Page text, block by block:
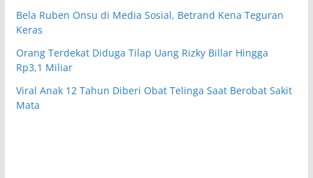
Bela Ruben Onsu di Media Sosial, Betrand Kena Teguran
Keras
Orang Terdekat Diduga Tilap Uang Rizky Billar Hingga
Rp3,1 Miliar
Viral Anak 12 Tahun Diberi Obat Telinga Saat Berobat Sakit
Mata